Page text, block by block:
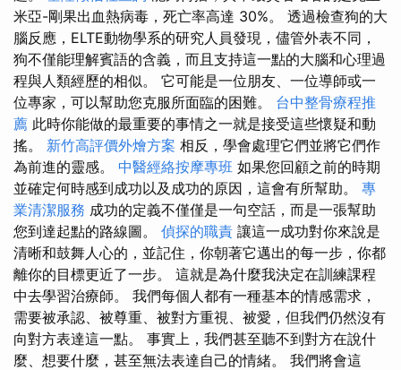
米亞-剛果出血熱病毒，死亡率高達 30%。 透過檢查狗的大
腦反應，ELTE動物學系的研究人員發現，儘管外表不同，
狗不僅能理解賓語的含義，而且支持這一點的大腦和心理過
程與人類經歷的相似。 它可能是一位朋友、一位導師或一
位專家，可以幫助您克服所面臨的困難。 台中整骨療程推
薦 此時你能做的最重要的事情之一就是接受這些懷疑和動
搖。 新竹高評價外燴方案 相反，學會處理它們並將它們作
為前進的靈感。 中醫經絡按摩專班 如果您回顧之前的時期
並確定何時感到成功以及成功的原因，這會有所幫助。 專
業清潔服務 成功的定義不僅僅是一句空話，而是一張幫助
您到達起點的路線圖。 偵探的職責 讓這一成功對你來說是
清晰和鼓舞人心的，並記住，你朝著它邁出的每一步，你都
離你的目標更近了一步。 這就是為什麼我決定在訓練課程
中去學習治療師。 我們每個人都有一種基本的情感需求，
需要被承認、被尊重、被對方重視、被愛，但我們仍然沒有
向對方表達這一點。 事實上，我們甚至聽不到對方在說什
麼、想要什麼，甚至無法表達自己的情緒。 我們將會這